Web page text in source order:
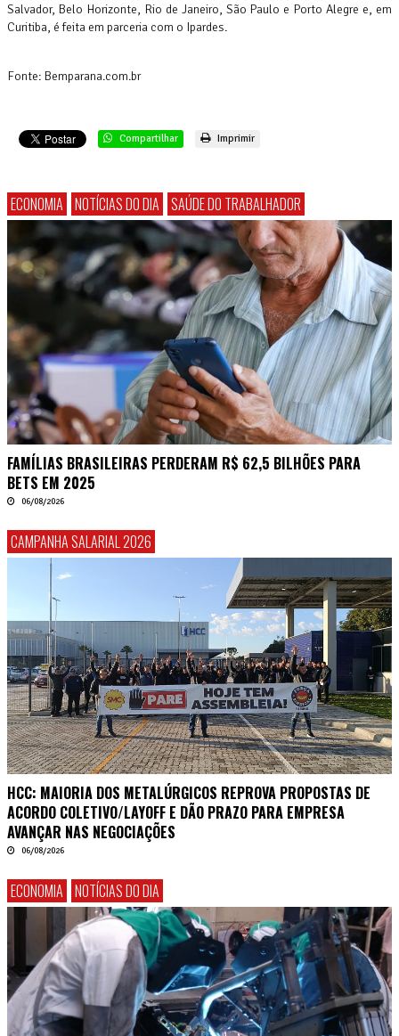
Salvador, Belo Horizonte, Rio de Janeiro, São Paulo e Porto Alegre e, em
Curitiba, é feita em parceria com o Ipardes.
Fonte: Bemparana.com.br
Compartilhar Imprimir
ECONOMIA NOTÍCIAS DO DIA SAÚDE DO TRABALHADOR
FAMÍLIAS BRASILEIRAS PERDERAM R$ 62,5 BILHÕES PARA
BETS EM 2025
06/08/2026
CAMPANHA SALARIAL 2026
HCC: MAIORIA DOS METALÚRGICOS REPROVA PROPOSTAS DE
ACORDO COLETIVO/LAYOFF E DÃO PRAZO PARA EMPRESA
AVANÇAR NAS NEGOCIAÇÕES
06/08/2026
ECONOMIA NOTÍCIAS DO DIA